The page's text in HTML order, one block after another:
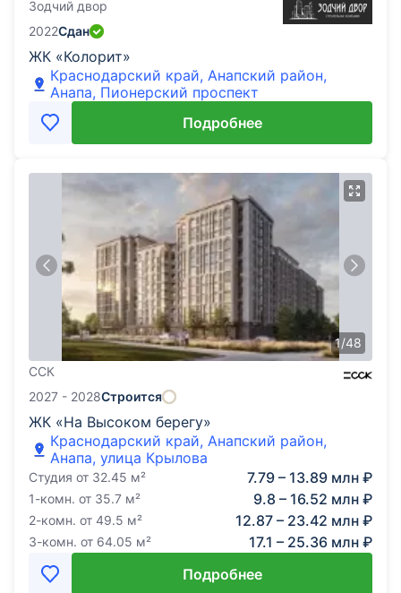
Зодчий двор
ЖК «Колорит»
2022Сдан
Краснодарский край, Анапский район,
Анапа, Пионерский проспект
Подробнее
1/48
ССК
ЖК «На Высоком берегу»
2027 - 2028Строится
Краснодарский край, Анапский район,
Анапа, улица Крылова
Студия от 32.45 м² 7.79 – 13.89 млн ₽
1-комн. от 35.7 м² 9.8 – 16.52 млн ₽
2-комн. от 49.5 м² 12.87 – 23.42 млн ₽
3-комн. от 64.05 м²
17.1 – 25.36 млн ₽
Подробнее